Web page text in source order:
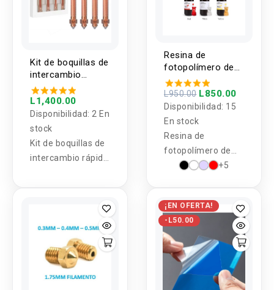
Kit de boquillas de
intercambio
rápido "Unicorn"
para K1C/Ender-3
V3/Ender-3 V3
Plus (4 unidades)
L1,400.00
Disponibilidad: 2 En
stock
Kit de boquillas de
intercambio rápido
K1C/Ender-3
Resina de
fotopolímero de
curado UV
ELEGOO 500g
405nm para
impresoras 3D
L950.00 L850.00
Disponibilidad: 15
En stock
Resina de
fotopolímero de
curado UV ELEGOO
+5
¡EN OFERTA!
-L50.00